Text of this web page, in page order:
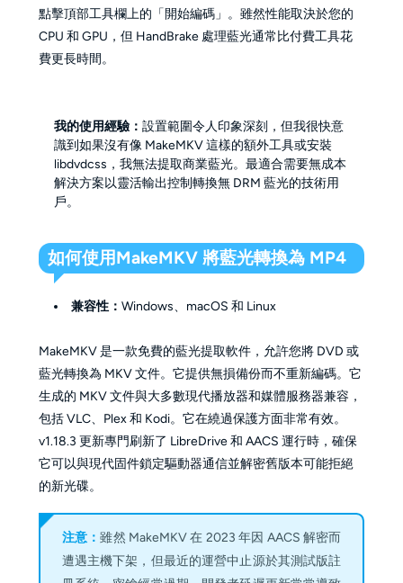
點擊頂部工具欄上的「開始編碼」。雖然性能取決於您的
CPU 和 GPU，但 HandBrake 處理藍光通常比付費工具花
費更長時間。
我的使用經驗：設置範圍令人印象深刻，但我很快意
識到如果沒有像 MakeMKV 這樣的額外工具或安裝
libdvdcss，我無法提取商業藍光。最適合需要無成本
解決方案以靈活輸出控制轉換無 DRM 藍光的技術用
戶。
如何使用MakeMKV 將藍光轉換為 MP4
兼容性：Windows、macOS 和 Linux
MakeMKV 是一款免費的藍光提取軟件，允許您將 DVD 或
藍光轉換為 MKV 文件。它提供無損備份而不重新編碼。它
生成的 MKV 文件與大多數現代播放器和媒體服務器兼容，
包括 VLC、Plex 和 Kodi。它在繞過保護方面非常有效。
v1.18.3 更新專門刷新了 LibreDrive 和 AACS 運行時，確保
它可以與現代固件鎖定驅動器通信並解密舊版本可能拒絕
的新光碟。
注意：雖然 MakeMKV 在 2023 年因 AACS 解密而
遭遇主機下架，但最近的運營中止源於其測試版註